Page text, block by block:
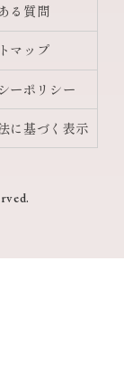
る質問
マップ
ーポリシー
に基づく表示